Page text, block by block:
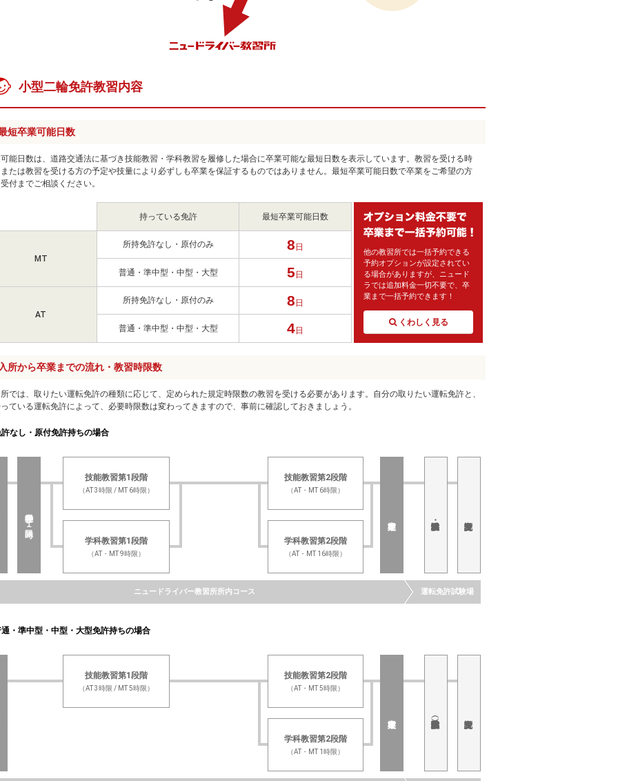
小型二輪免許教習内容
短卒業可能日数
能日数は、道路交通法に基づき技能教習・学科教習を履修した場合に卒業可能な最短日数を表示しています。教習を受ける時
たは教習を受ける方の予定や技量により必ずしも卒業を保証するものではありません。最短卒業可能日数で卒業をご希望の方
付までご相談ください。
他の教習所では一括予約できる
予約オプションが設定されてい
る場合がありますが、ニュード
ラでは追加料金一切不要で、卒
業まで一括予約できます！
くわしく見る
持っている免許 最短卒業可能日数
MT
所持免許なし・原付のみ 8 日
普通・準中型・中型・大型 5 日
AT
所持免許なし・原付のみ 8 日
普通・準中型・中型・大型 4日
所から卒業までの流れ・教習時限数
では、取りたい運転免許の種類に応じて、定められた規定時限数の教習を受ける必要があります。自分の取りたい運転免許と、
ている運転免許によって、必要時限数は変わってきますので、事前に確認しておきましょう。
なし・原付免許持ちの場合
先行学科 １時限
技能教習第1段階
（AT 3時限 / MT 6時限）
学科教習第1段階
（AT・MT 9時限）
技能教習第2段階
（AT・MT 6時限）
学科教習第2段階
（AT・MT 16時限）
ニュードライバー教習所所内コース 運転免許試験場
・準中型・中型・大型免許持ちの場合
技能教習第1段階
（AT 3時限 / MT 5時限）
技能教習第2段階
（AT・MT 5時限）
学科教習第2段階
（AT・MT 1時限）